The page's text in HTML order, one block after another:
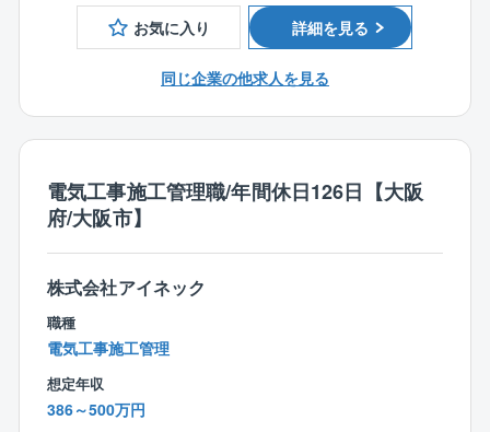
から導入に至るロードマップをご提案。
同社の提案する設計・施工を含む「デザインビルド方
短期間で公共工事が可能となるため、全国の沢山の自
治体様からお声掛けをいただいております。
設立8年の企業ながら各自治体の信頼を勝ち取り、破竹
の勢いで成長を遂げております。
◎大規模プロジェクトにかかわれる可能性あり
従来の型にとらわれない”未来の街づくり提案”を積極的
に行い、大規模プロジェクトを手掛けた実績が豊富な
・学校、病院、オフィス、街路灯などのLED照明の切
り替え
・EV自動車の充電スタンドやカーシェアリングの拠点
整備
・快適な室内環境を実現しながら、消費エネルギー
（電力等）のコスト削減
・電力等のエネルギーを見える化し分析のもと、最適
な省エネ化の運用
・自家消費型太陽光発電設備の企画、実行 など..
め、オン・オフをメリハリ付けて働きたい方にピッタ
【配属先について】
施工管理部の社員は現在22名が在籍しております（20
代5名・30代6名・40代5名・50代6名）
【働き方、就業環境】
工管理は泥臭い」。
そんな誤ったイメージを払拭できるように様々なITツ
ール導入を促進しております。
工事が中心で、中には大手メーカーとの協業案件もあ
り、やりがいとスキルアップができる環境です。
【業務内容詳細】
取引先の9割以上を官公庁が占めており、愛知県内の病
院、自治体施設、小中学校、市役所、区役所などの大
徐々に担当する施工管理業務の幅を広げながら独り立
ち→将来は施工管理部門の中核としてご活躍いただく
と共に、業務指導や人材育成にも貢献いただきたいと
考えております。
【業務の魅力】
◎社会貢献性
自治体、政府が掲げているカーボンニュートラルに対
する提案や避難所づくり等の一助を担える大変社会貢
お気に入り 詳細を見る
同じ企業の他求人を見る
電気工事施工管理職/年間休日126日【大阪
府/大阪市】
株式会社アイネック
職種
電気工事施工管理
想定年収
386～500万円